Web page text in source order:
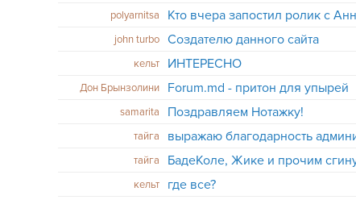
polyarnitsa
Кто вчера запостил ролик с
john turbo
Создателю данного сайта
кельт
ИНТЕРЕСНО
Дон Брынзолини
Forum.md - притон для упырей
samarita
Поздравляем Нотажку!
тайга
выражаю благодарность
тайга
БадеКоле, Жике и прочим
кельт
где все?